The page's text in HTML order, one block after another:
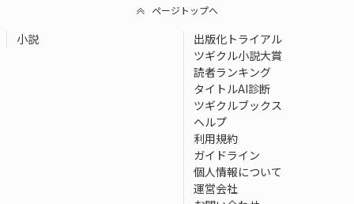
ページトップへ
小説
出版化トライアル
ツギクル小説大賞
読者ランキング
タイトルAI診断
ツギクルブックス
ヘルプ
利用規約
ガイドライン
個人情報について
運営会社